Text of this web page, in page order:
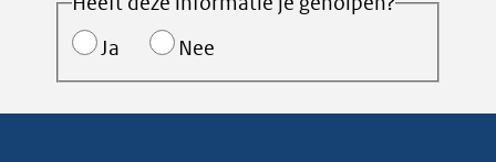
Ja
Nee